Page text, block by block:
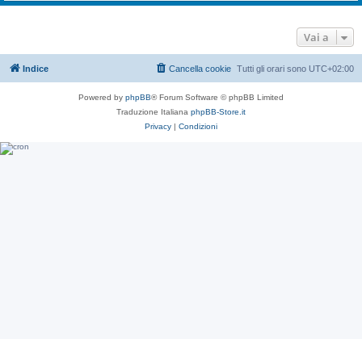
Vai a
Indice Tutti gli orari sono UTC+02:00
Cancella cookie
Powered by phpBB® Forum Software © phpBB Limited
Traduzione Italiana phpBB-Store.it
Privacy | Condizioni